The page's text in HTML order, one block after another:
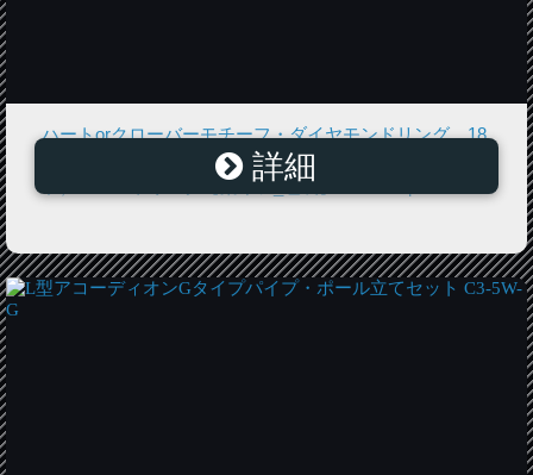
ハートorクローバーモチーフ・ダイヤモンドリング 18
金（K18ゴールド・ホワイトゴールド・ピンクゴール
ド） ハートリング【楽ギフ_包装】10P03Sep16
詳細